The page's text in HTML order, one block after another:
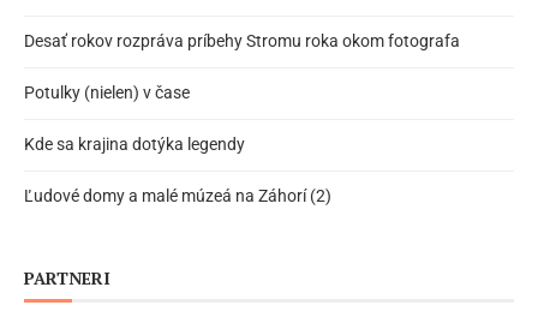
Desať rokov rozpráva príbehy Stromu roka okom fotografa
Potulky (nielen) v čase
Kde sa krajina dotýka legendy
Ľudové domy a malé múzeá na Záhorí (2)
PARTNERI